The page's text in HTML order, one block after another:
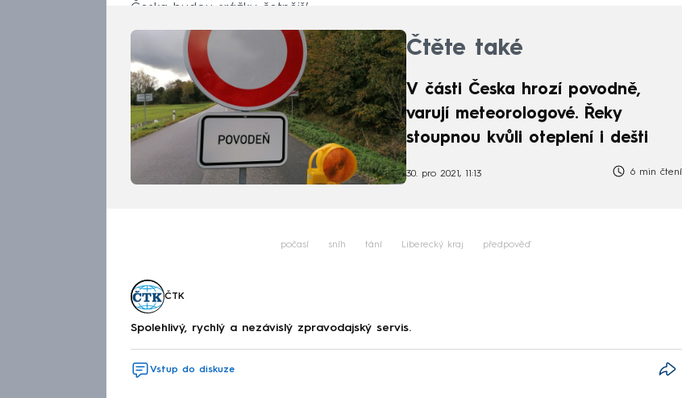
Česka budou srážky četnější.
Čtěte také
V části Česka hrozí povodně,
varují meteorologové. Řeky
stoupnou kvůli oteplení i dešti
30. pro 2021, 11:13 6 min čtení
počasí sníh tání Liberecký kraj předpověď
ČTK
Spolehlivý, rychlý a nezávislý zpravodajský servis.
Vstup do diskuze